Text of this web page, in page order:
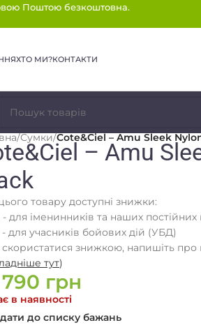
Поштою безкоштовна.
ХТО МИ?КОНТАКТИ
/Сумки/Cote&Ciel – Amu Sleek
– Amu
товару доступні знижки:
- для іменинників та наших постійних
- для учасників бойових дій (УБД)
знижкою, напишіть про
тут)
грн
в наявності
до списку бажань